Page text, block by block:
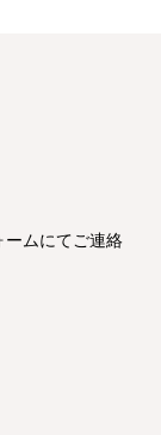
ムにてご連絡